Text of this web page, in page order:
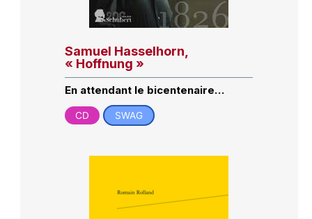
Samuel Hasselhorn,
« Hoffnung »
En attendant le bicentenaire…
CD SWAG